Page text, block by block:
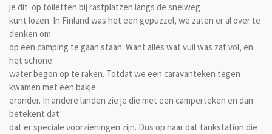
je dit op toiletten bij rastplatzen langs de snelweg
kunt lozen. In Finland was het een gepuzzel, we zaten er al over te
denken om
op een camping te gaan staan. Want alles wat vuil was zat vol, en
het schone
water begon op te raken. Totdat we een caravanteken tegen
kwamen met een bakje
eronder. In andere landen zie je die met een camperteken en dan
betekent dat
dat er speciale voorzieningen zijn. Dus op naar dat tankstation die